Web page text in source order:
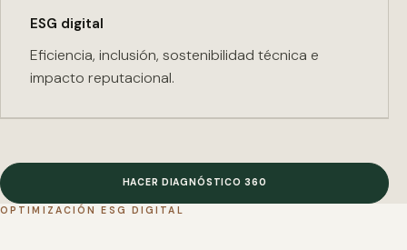
ESG digital
Eficiencia, inclusión, sostenibilidad técnica e
impacto reputacional.
HACER DIAGNÓSTICO 360
OPTIMIZACIÓN ESG DIGITAL